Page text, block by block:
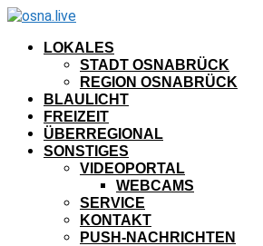
LOKALES
STADT OSNABRÜCK
REGION OSNABRÜCK
BLAULICHT
FREIZEIT
ÜBERREGIONAL
SONSTIGES
VIDEOPORTAL
WEBCAMS
SERVICE
KONTAKT
PUSH-NACHRICHTEN